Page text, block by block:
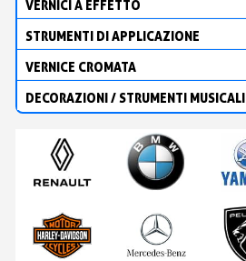
VERNICI A EFFETTO
STRUMENTI DI APPLICAZIONE
VERNICE CROMATA
DECORAZIONI / STRUMENTI MUSICALI